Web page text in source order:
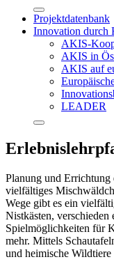
Projektdatenbank
Innovation durch
AKIS-
AKIS in
AKIS auf
LEADER
Planung und Errichtung
vielfältiges
Wege gibt es ein
Nistkästen, verschieden
Spielmöglichkeiten für
mehr. Mittels
und heimische Wildtiere